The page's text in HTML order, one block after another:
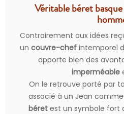
Véritable béret
Contrairement aux idées
un couvre-chefintemporel
apporte bien des
imperméable
On le retrouve porté par
associé à un Jean
béretest un symbole fort